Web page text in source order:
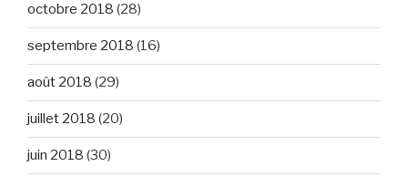
octobre 2018 (28)
septembre 2018 (16)
août 2018 (29)
juillet 2018 (20)
juin 2018 (30)